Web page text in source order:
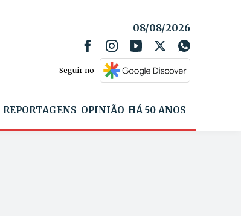
08/08/2026
Seguir no
REPORTAGENS OPINIÃO HÁ 50 ANOS